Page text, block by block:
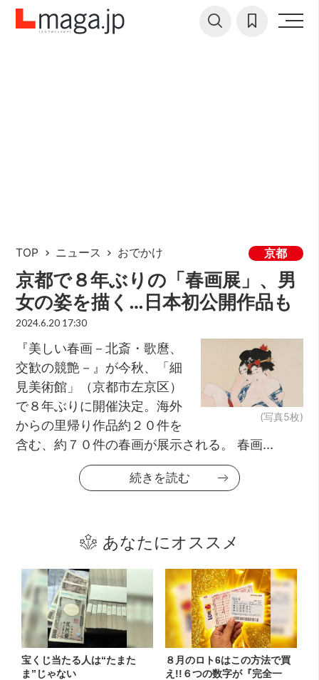
TOP ニュース おでかけ 京都
京都で８年ぶりの「春画展」、男
女の姿を描く…日本初公開作品も
2024.6.20 17:30
(写真5枚)
『美しい春画－北斎・歌麿、
交歓の競艶－』が今秋、「細
見美術館」（京都市左京区）
で８年ぶりに開催決定。海外
からの里帰り作品約２０件を
含む、約７０件の春画が展示される。 春画...
続きを読む
あなたにオススメ
宝くじ当たる人は“たまた
ま”じゃない
８月のロト6はこの方法で買
え!!６つの数字が『完全一